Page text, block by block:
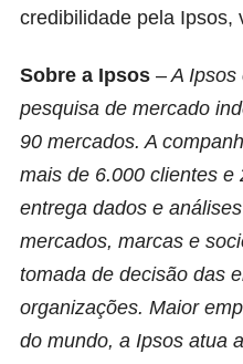
credibilidade pela Ipsos,
Sobre a Ipsos – A Ipsos
pesquisa de mercado
90 mercados. A
mais de 6.000 clientes e
entrega dados e
mercados, marcas e
tomada de decisão das
organizações. Maior
do mundo, a Ipsos atua